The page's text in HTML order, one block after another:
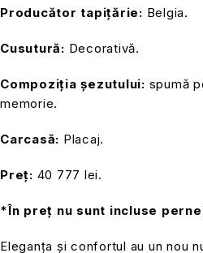
Producător tapițărie: Belgia.
Cusutură: Decorativă.
Compoziția șezutului: spumă
memorie.
Carcasă: Placaj.
Preț: 40 777 lei.
*În preț nu sunt incluse
Eleganța și confortul au un nou